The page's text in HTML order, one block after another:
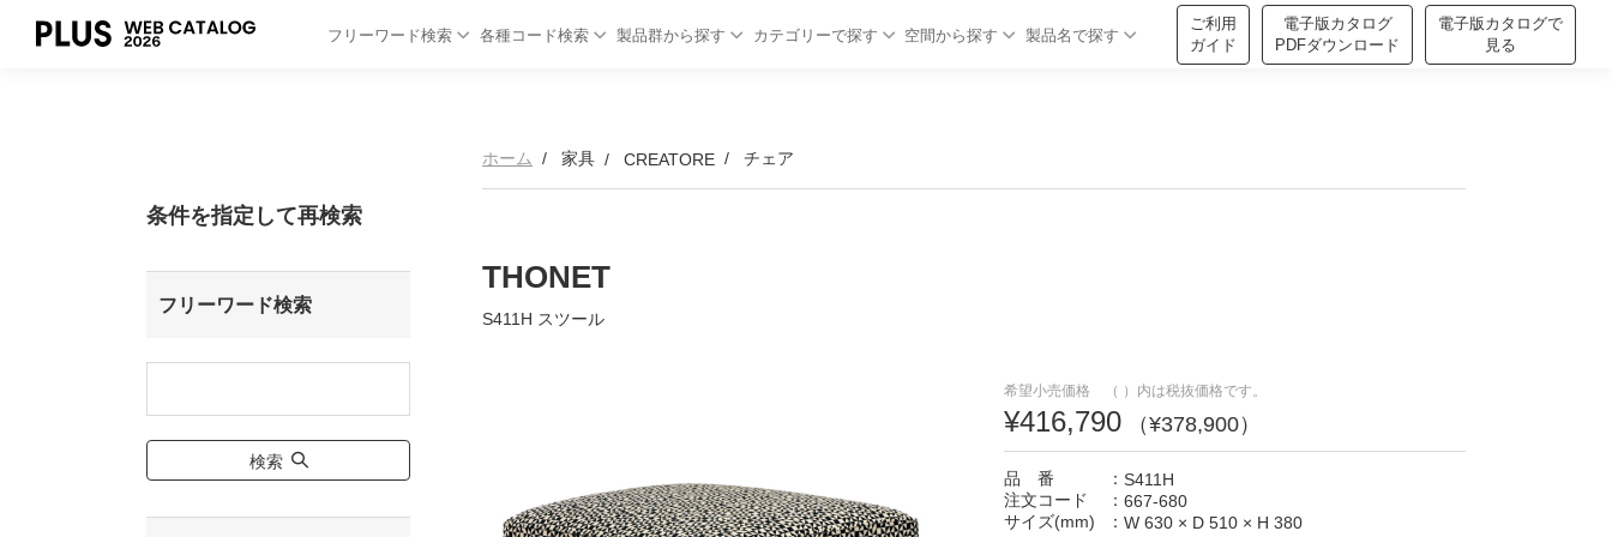
フリーワード検索 各種コード検索 製品群から探す カテゴリーで探す 空間から探す 製品名で探す
ご利用
ガイド
電子版カタログ
PDFダウンロード
電子版カタログで
見る
条件を指定して再検索
フリーワード検索
検索
ホーム 家具 CREATORE チェア
THONET
S411H スツール
希望小売価格 （ ）内は税抜価格です。
¥416,790 （¥378,900）
品 番 ： S411H
注文コード
： 667-680
サイズ(mm)
： W 630 × D 510 × H 380